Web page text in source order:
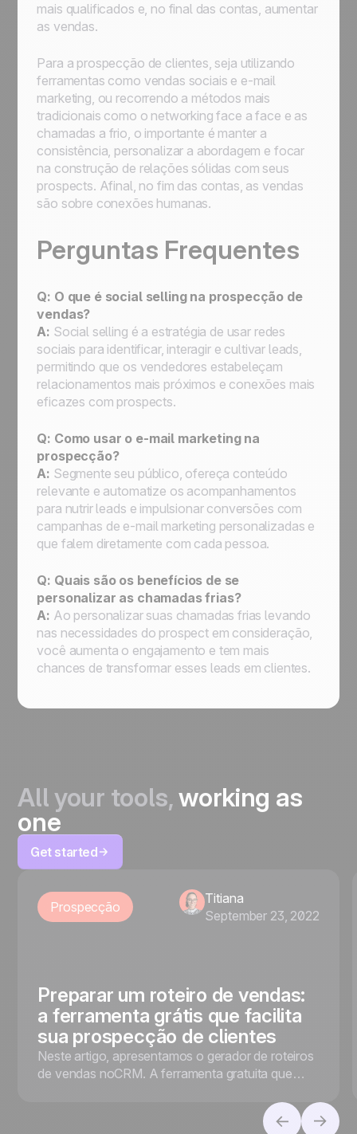
mais qualificados e, no final das contas, aumentar
as vendas.
Para a prospecção de clientes, seja utilizando
ferramentas como vendas sociais e e-mail
marketing, ou recorrendo a métodos mais
tradicionais como o networking face a face e as
chamadas a frio, o importante é manter a
consistência, personalizar a abordagem e focar
na construção de relações sólidas com seus
prospects. Afinal, no fim das contas, as vendas
são sobre conexões humanas.
Perguntas Frequentes
Q: O que é social selling na prospecção de
vendas?
A: Social selling é a estratégia de usar redes
sociais para identificar, interagir e cultivar leads,
permitindo que os vendedores estabeleçam
relacionamentos mais próximos e conexões mais
eficazes com prospects.
Q: Como usar o e-mail marketing na
prospecção?
A: Segmente seu público, ofereça conteúdo
relevante e automatize os acompanhamentos
para nutrir leads e impulsionar conversões com
campanhas de e-mail marketing personalizadas e
que falem diretamente com cada pessoa.
Q: Quais são os benefícios de se
personalizar as chamadas frias?
A: Ao personalizar suas chamadas frias levando
nas necessidades do prospect em consideração,
você aumenta o engajamento e tem mais
chances de transformar esses leads em clientes.
All your tools,working as
one
Get started
Prospecção
Titiana
September 23, 2022
Preparar um roteiro de vendas:
a ferramenta grátis que facilita
sua prospecção de clientes
Neste artigo, apresentamos o gerador de roteiros
de vendas noCRM. A ferramenta gratuita que